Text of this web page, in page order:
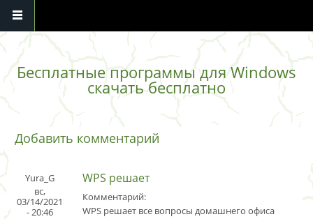
Перейти к основному содержанию
Бесплатные программы для Windows
скачать бесплатно
Добавить комментарий
Yura_G
вс,
03/14/2021
- 20:46
WPS решает
Комментарий:
WPS решает все вопросы домашнего офиса